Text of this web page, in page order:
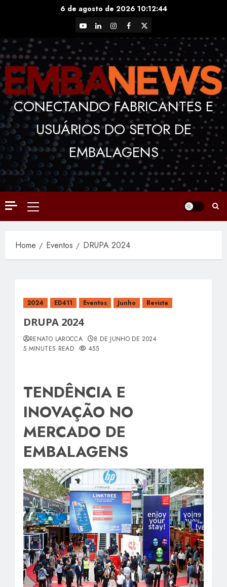
6 de agosto de 2026 10:12:45
YouTubeLinkedInInstagram
Facebook
X
CONECTANDO FABRICANTES E
USUÁRIOS DO SETOR DE
EMBALAGENS
Primary
Menu
Home Eventos DRUPA 2024
2024 ED411 Eventos Junho Revista
DRUPA 2024
RENATO LAROCCA
8 DE JUNHO DE 2024
5 MINUTES READ
455
TENDÊNCIA E
INOVAÇÃO NO
MERCADO DE
EMBALAGENS